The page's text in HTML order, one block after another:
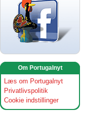
Om Portugalnyt
Læs om Portugalnyt
Privatlivspolitik
Cookie indstillinger